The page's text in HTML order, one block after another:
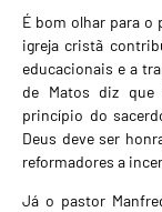
É bom olhar para o
igreja cristã
educacionais e a
de Matos diz que
princípio do
Deus deve ser
reformadores a
Já o pastor